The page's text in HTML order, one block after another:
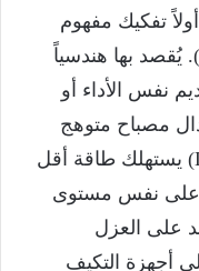
تفكيك مفهوم
كفاءة الطاقة (Energy Efficiency). يُقصد بها هندسياً
نفس الأداء أو
مصباح متوهج
تقليدي بمصباح “إل إي دي” (LED) يستهلك طاقة أقل
الحفاظ على نفس مستوى
على العزل
أجهزة التكيف